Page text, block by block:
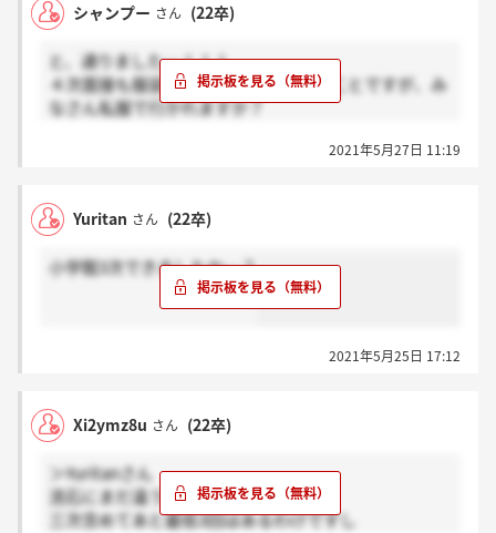
シャンプー さん (22卒)
と、通りました…！！！
４次面接も服装は特に指定なしということですが、み
なさん私服で行かれますか？
参考にしたいので、私服の方は感謝、スーツの方はホ
ントお願いします。
2021年5月27日 11:19
Yuritan さん (22卒)
小学館3次できましたか…？
2021年5月25日 17:12
Xi2ymz8u さん (22卒)
＞Yuritanさん
流石にまだ違うと思います
三次含めてあと最低3回はあるわけですし